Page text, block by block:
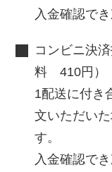
入金確認で
コンビニ決
料 410円）
1配送に付き
文いただい
す。
入金確認で